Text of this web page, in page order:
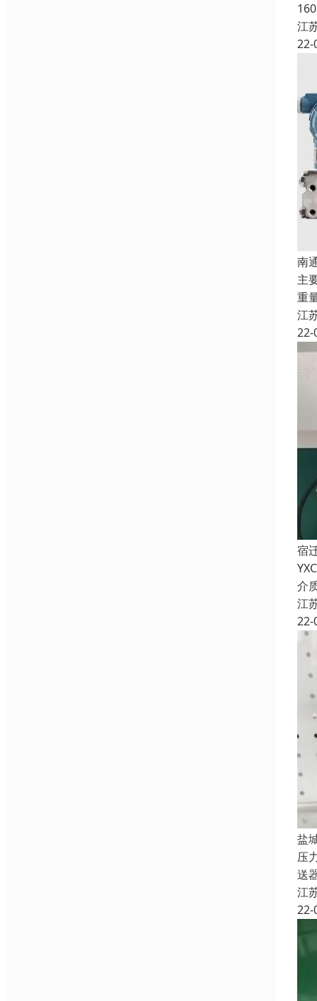
江
22-
南
主
重
江
22-
宿
介
江
22-
盐
压
送
江
22-